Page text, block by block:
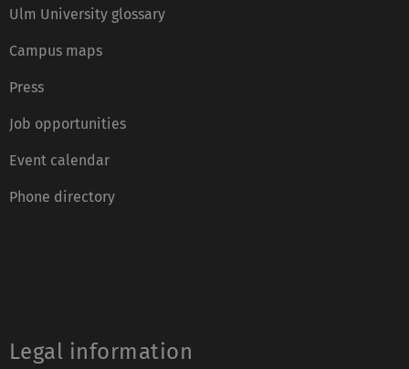
Ulm University glossary
Campus maps
Press
Job opportunities
Event calendar
Phone directory
Legal information